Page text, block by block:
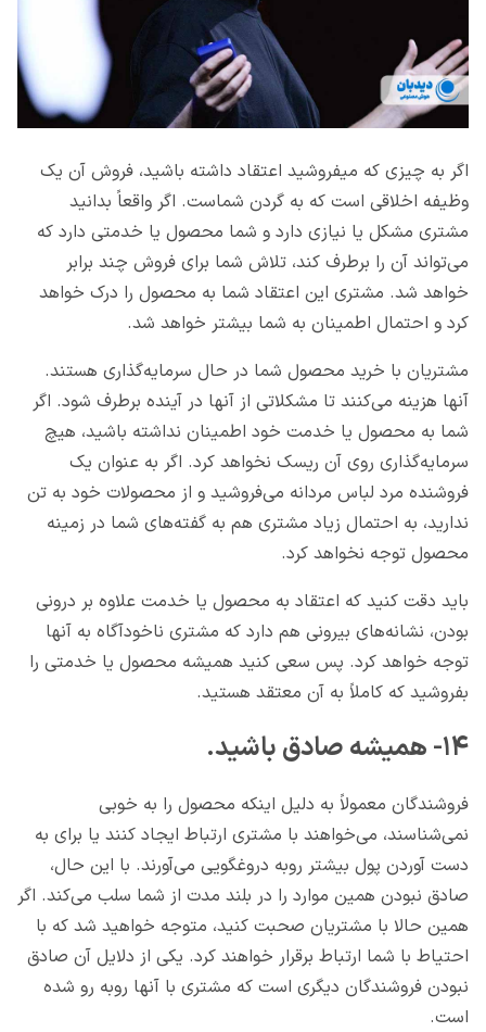
اگر به چیزی که میفروشید اعتقاد داشته باشید، فروش آن یک
وظیفه اخلاقی است که به گردن شماست. اگر واقعاً بدانید
مشتری مشکل یا نیازی دارد و شما محصول یا خدمتی دارد که
می‌تواند آن را برطرف کند، تلاش شما برای فروش چند برابر
خواهد شد. مشتری این اعتقاد شما به محصول را درک خواهد
کرد و احتمال اطمینان به شما بیشتر خواهد شد.
مشتریان با خرید محصول شما در حال سرمایه‌گذاری هستند.
آنها هزینه می‌کنند تا مشکلاتی از آنها در آینده برطرف شود. اگر
شما به محصول یا خدمت خود اطمینان نداشته باشید، هیچ
سرمایه‌گذاری روی آن ریسک نخواهد کرد. اگر به عنوان یک
فروشنده مرد لباس مردانه می‌فروشید و از محصولات خود به تن
ندارید، به احتمال زیاد مشتری هم به گفته‌های شما در زمینه
محصول توجه نخواهد کرد.
باید دقت کنید که اعتقاد به محصول یا خدمت علاوه بر درونی
بودن، نشانه‌های بیرونی هم دارد که مشتری ناخودآگاه به آنها
توجه خواهد کرد. پس سعی کنید همیشه محصول یا خدمتی را
بفروشید که کاملاً به آن معتقد هستید.
۱۴- همیشه صادق باشید.
فروشندگان معمولاً به دلیل اینکه محصول را به خوبی
نمی‌شناسند، می‌خواهند با مشتری ارتباط ایجاد کنند یا برای به
دست آوردن پول بیشتر روبه دروغگویی می‌آورند. با این حال،
صادق نبودن همین موارد را در بلند مدت از شما سلب می‌کند. اگر
همین حالا با مشتریان صحبت کنید، متوجه خواهید شد که با
احتیاط با شما ارتباط برقرار خواهند کرد. یکی از دلایل آن صادق
نبودن فروشندگان دیگری است که مشتری با آنها روبه رو شده
است.